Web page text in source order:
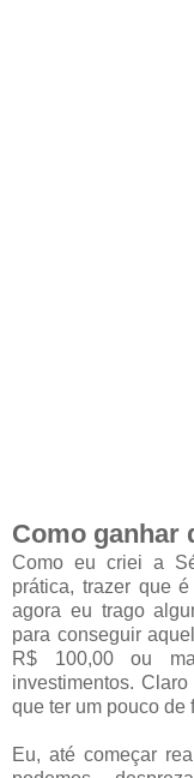
Como ganhar
Como eu criei a
prática, trazer que
agora eu trago
para conseguir
R$ 100,00 ou
investimentos.
que ter um pouco de
Eu, até começar